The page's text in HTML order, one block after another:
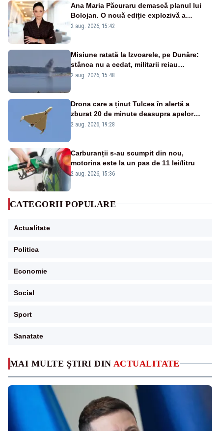
MAI MULTE ȘTIRI DIN ACTUALITATE
Ana Maria Păcuraru demască planul lui
Bolojan. O nouă ediție explozivă a
emisiunii „Miza Zilei” la Realitatea PLUS
2 aug. 2026, 15:42
Misiune ratată la Izvoarele, pe Dunăre:
stânca nu a cedat, militarii reiau
detonările luni – VIDEO
2 aug. 2026, 15:48
Drona care a ținut Tulcea în alertă a
zburat 20 de minute deasupra apelor
României. Au fost ridicate două F-16
2 aug. 2026, 19:28
Carburanții s-au scumpit din nou,
motorina este la un pas de 11 lei/litru
2 aug. 2026, 15:36
CATEGORII POPULARE
Actualitate
Politica
Economie
Social
Sport
Sanatate